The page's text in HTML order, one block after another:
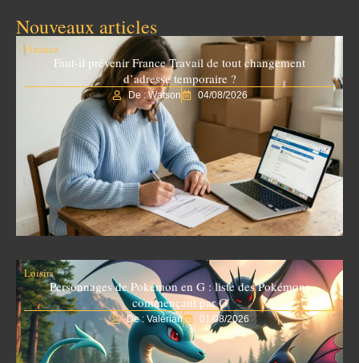
Nouveaux articles
Finance
Faut-il prévenir France Travail de tout changement
d’adresse temporaire ?
De : Watson 04/08/2026
Loisirs
Personnages de Pokémon en G : liste des Pokémons
commençant par G
De : Valérian 01/08/2026